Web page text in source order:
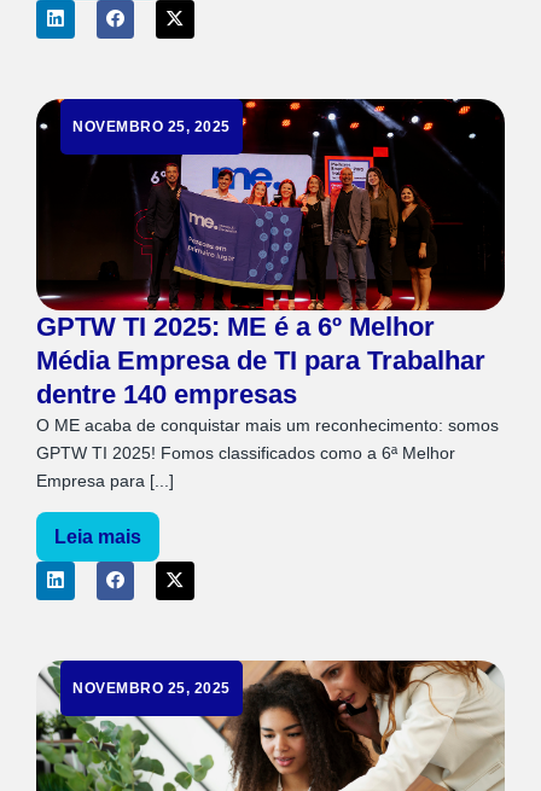
NOVEMBRO 25, 2025
GPTW TI 2025: ME é a 6º Melhor
Média Empresa de TI para Trabalhar
dentre 140 empresas
O ME acaba de conquistar mais um reconhecimento: somos
GPTW TI 2025! Fomos classificados como a 6ª Melhor
Empresa para [...]
Leia mais
NOVEMBRO 25, 2025